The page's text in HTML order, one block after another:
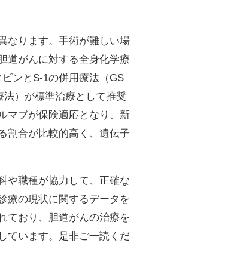
なります。手術が難しい場
道がんに対する全身化学療
ンとS-1の併用療法（GS
）が標準治療として推奨
マブが保険適応となり、新
割合が比較的高く、遺伝子
や職種が協力して、正確な
療の現状に関するデータを
ており、胆道がんの治療を
ています。是非ご一読くだ